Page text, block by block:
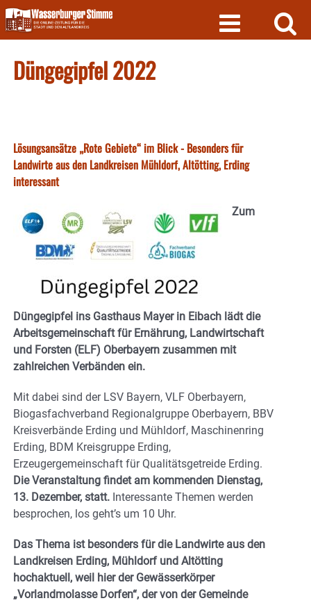
Skip
to
content
Düngegipfel 2022
Lösungsansätze „Rote Gebiete“ im Blick - Besonders für
Landwirte aus den Landkreisen Mühldorf, Altötting, Erding
interessant
Zum
Düngegipfel ins Gasthaus Mayer in Eibach lädt die
Arbeitsgemeinschaft für Ernährung, Landwirtschaft
und Forsten (ELF) Oberbayern zusammen mit
zahlreichen Verbänden ein.
Mit dabei sind der LSV Bayern, VLF Oberbayern,
Biogasfachverband Regionalgruppe Oberbayern, BBV
Kreisverbände Erding und Mühldorf, Maschinenring
Erding, BDM Kreisgruppe Erding,
Erzeugergemeinschaft für Qualitätsgetreide Erding.
Die Veranstaltung findet am kommenden Dienstag,
13. Dezember, statt. Interessante Themen werden
besprochen, los geht’s um 10 Uhr.
Das Thema ist besonders für die Landwirte aus den
Landkreisen Erding, Mühldorf und Altötting
hochaktuell, weil hier der Gewässerkörper
„Vorlandmolasse Dorfen“, der von der Gemeinde